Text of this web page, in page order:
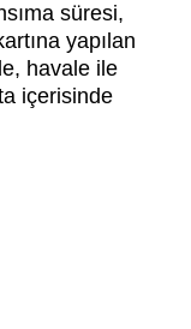
süresi,
yapılan
havale ile
içerisinde